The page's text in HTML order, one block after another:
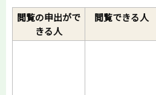
閲覧の申出がで
きる人
閲覧できる人